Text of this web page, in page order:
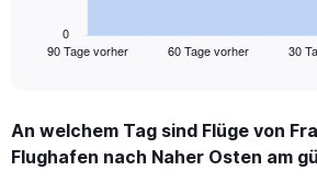
Range:
91
90 Tage vorher 60 Tage vorher 30
0
End
An welchem Tag sind Flüge von
Flughafen nach Naher Osten am